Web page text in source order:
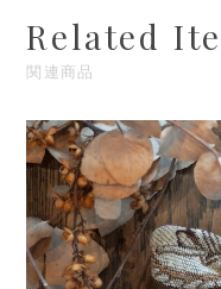
Related
関連商品